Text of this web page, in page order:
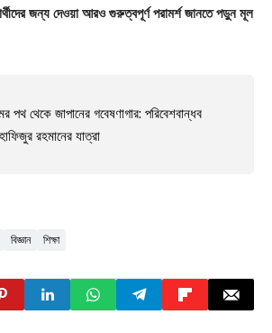
জন্য দেওয়া আরও গুরুত্বপূর্ণ পরামর্শ জানতে পড়ুন মূল
পথ থেকে জাপানের গবেষণাগার: পরিবেশবান্ধব
রহমানের যাত্রা
বিজ্ঞান শিক্ষা